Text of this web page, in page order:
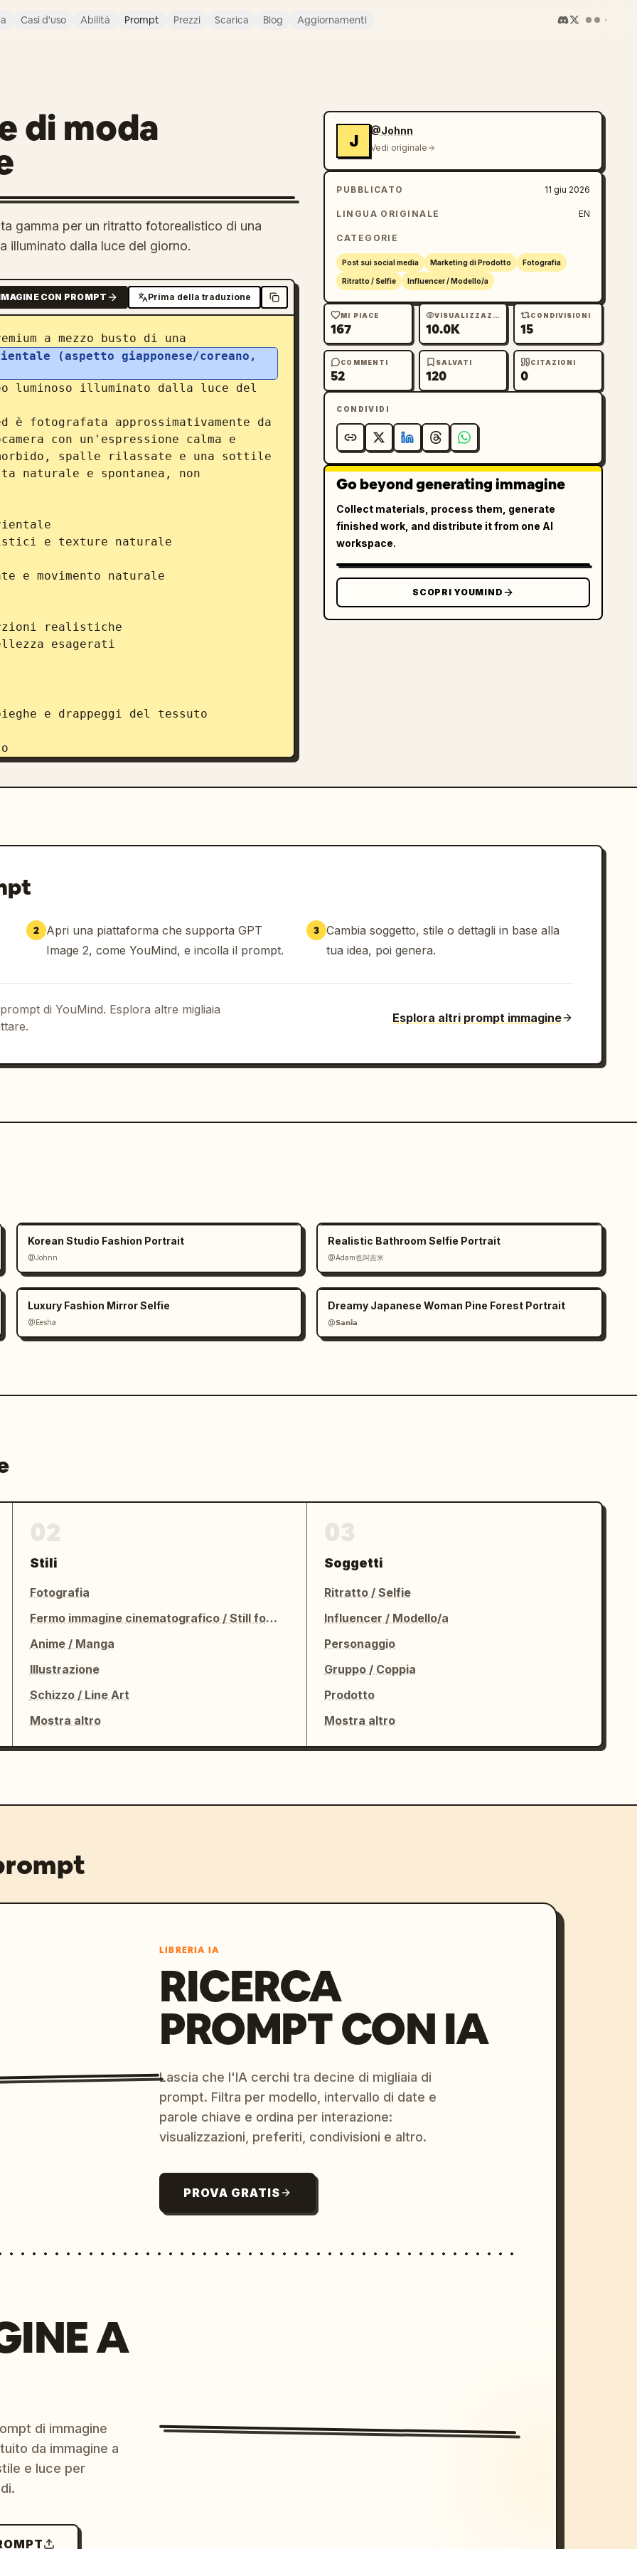
Casi d'uso Abilità Prompt Prezzi Scarica Blog Aggiornamenti
di moda
gamma per un ritratto fotorealistico di una
illuminato dalla luce del giorno.
CON PROMPT Prima della traduzione
a mezzo busto di una
(aspetto giapponese/coreano,
luminoso illuminato dalla luce del
è fotografata approssimativamente da
con un'espressione calma e
spalle rilassate e una sottile
naturale e spontanea, non
e texture naturale
e movimento naturale
realistiche
esagerati
e drappeggi del tessuto
ritocco
lusso
premium, contemporaneo,
viso da bambola, pelle di
bassa risoluzione, filigrana,
J
@Johnn
Vedi originale
PUBBLICATO 11 giu 2026
LINGUA ORIGINALE EN
CATEGORIE
Post sui social media Marketing di Prodotto Fotografia
Ritratto / Selfie Influencer / Modello/a
MI PIACE
167
VISUALIZZAZIONI
10.0K
CONDIVISIONI
15
COMMENTI
52
SALVATI
120
CITAZIONI
0
CONDIVIDI
Go beyond generating immagine
Collect materials, process them, generate
finished work, and distribute it from one AI
workspace.
SCOPRI YOUMIND
2 Apri una piattaforma che supporta GPT
Image 2, come YouMind, e incolla il prompt.
3 Cambia soggetto, stile o dettagli in base alla
tua idea, poi genera.
di YouMind. Esplora altre migliaia
Esplora altri prompt immagine
Korean Studio Fashion Portrait
@Johnn
Realistic Bathroom Selfie Portrait
@Adam也叫吉米
Luxury Fashion Mirror Selfie
@Eesha
Dreamy Japanese Woman Pine Forest Portrait
@𝗦𝗮𝗻𝗶𝗮
Stili
Fotografia
Fermo immagine cinematografico / Still fotografico
Anime / Manga
Illustrazione
Schizzo / Line Art
Mostra altro
Soggetti
Ritratto / Selfie
Influencer / Modello/a
Personaggio
Gruppo / Coppia
Prodotto
Mostra altro
LIBRERIA IA
RICERCA
PROMPT CON IA
Lascia che l'IA cerchi tra decine di migliaia di
prompt. Filtra per modello, intervallo di date e
parole chiave e ordina per interazione:
visualizzazioni, preferiti, condivisioni e altro.
PROVA GRATIS
A
di immagine
da immagine a
e luce per